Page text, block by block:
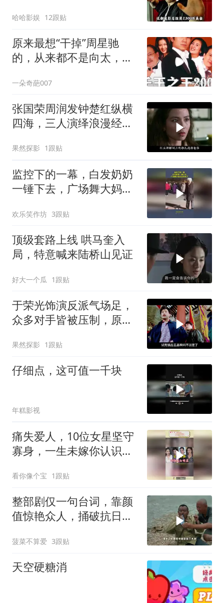
哈哈影娱 12跟贴
原来最想“干掉”周星驰
的，从来都不是向太，而
一朵奇葩007
张国荣周润发钟楚红纵横
四海，三人演绎浪漫经
果然探影 1跟贴
监控下的一幕，白发奶奶
一锤下去，广场舞大妈们
欢乐笑作坊 3跟贴
顶级套路上线 哄马奎入
局，特意喊来陆桥山见证
好大一个瓜 1跟贴
于荣光饰演反派气场足，
众多对手皆被压制，原来
果然探影 1跟贴
仔细点，这可值一千块
年糕影视
痛失爱人，10位女星坚守
寡身，一生未嫁你认识几
看你像个宝 1跟贴
整部剧仅一句台词，靠颜
值惊艳众人，捅破抗日喜
菠菜不算爱 3跟贴
天空硬糖消